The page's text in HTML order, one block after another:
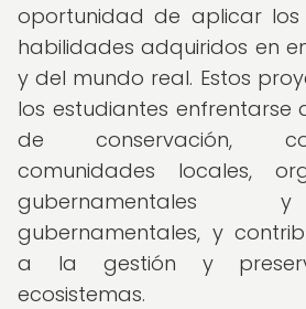
oportunidad de aplicar los
habilidades adquiridos en
y del mundo real. Estos
los estudiantes enfrentarse
de conservación,
comunidades locales,
gubernamentales
gubernamentales, y
a la gestión y
ecosistemas.